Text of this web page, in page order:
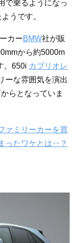
で乗るようになっ
うです。
カーBMW社が販
から約5000m
。650i カブリオレ
ーな雰囲気を演出
らとなっていま
ァミリーカーを買
ったワケとは‥？